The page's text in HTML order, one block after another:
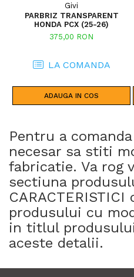
Givi
PARBRIZ TRANSPARENT
HONDA PCX (25-26)
375,00 RON
LA COMANDA
ADAUGA IN COS
Pentru a
necesar sa stiti
fabricatie. Va rog
sectiuna
produsului cu
in titlul
aceste detalii.